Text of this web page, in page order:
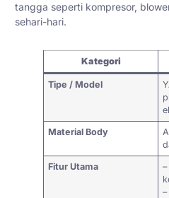
tangga seperti kompresor,
sehari-hari.
Kategori
Tipe / Model
Material Body
Fitur Utama